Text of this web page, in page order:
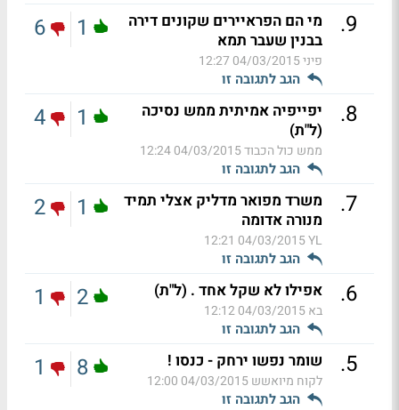
9
.
מי הם הפראיירים שקונים דירה
בבנין שעבר תמא
פיני04/03/2015 12:27
הגב לתגובה זו
1
6
8
.
יפייפיה אמיתית ממש נסיכה
(ל"ת)
ממש כול הכבוד04/03/2015 12:24
הגב לתגובה זו
1
4
7
.
משרד מפואר מדליק אצלי תמיד
מנורה אדומה
YL
04/03/2015 12:21
הגב לתגובה זו
1
2
6
. אפילו לא שקל אחד . (ל"ת)
בא04/03/2015 12:12
הגב לתגובה זו
2
1
5
. שומר נפשו ירחק - כנסו !
לקוח מיואשש04/03/2015 12:00
הגב לתגובה זו
8
1